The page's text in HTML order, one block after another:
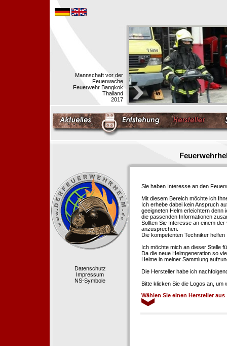
Mannschaft vor der
Feuerwache
Feuerwehr Bangkok
Thailand
2017
Datenschutz
Impressum
NS-Symbole
Sie haben Interesse an den
Mit diesem Bereich möchte ich
Ich erhebe dabei kein Anspruch
geeigneten Helm erleichtern
die passenden Informationen
Sollten Sie Interesse an einem
anzusprechen.
Die kompetenten Techniker
Ich möchte mich an dieser Stelle
Da die neue Helmgeneration so
Helme in meiner Sammlung
Die Hersteller habe ich
Bitte klicken Sie die Logos an, um
Wählen Sie einen Hersteller aus